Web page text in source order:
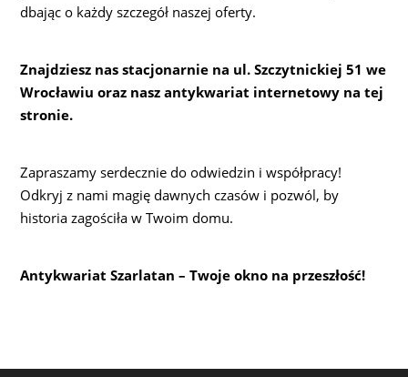
dbając o każdy szczegół naszej oferty.
Znajdziesz nas stacjonarnie na ul. Szczytnickiej 51 we
Wrocławiu oraz nasz antykwariat internetowy na tej
stronie.
Zapraszamy serdecznie do odwiedzin i współpracy!
Odkryj z nami magię dawnych czasów i pozwól, by
historia zagościła w Twoim domu.
Antykwariat Szarlatan – Twoje okno na przeszłość!